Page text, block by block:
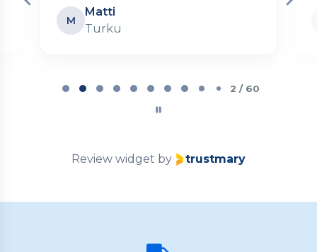
M
Matti
Turku
2 / 60
Review widget by trustmary